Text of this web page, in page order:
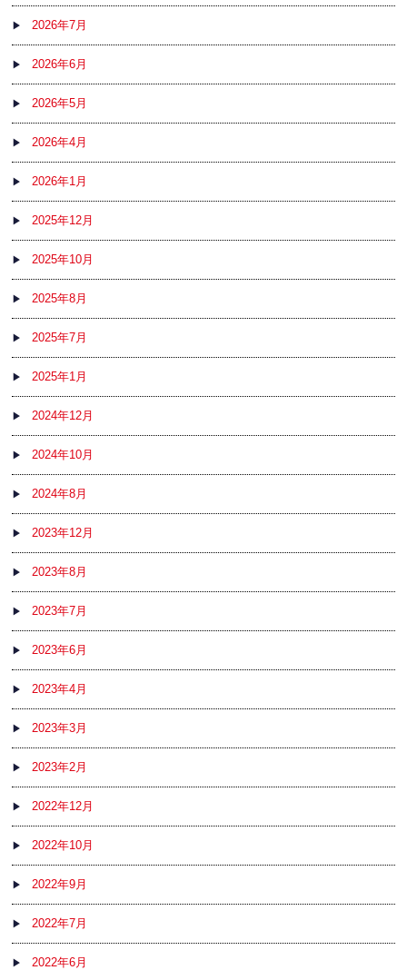
2026年7月
2026年6月
2026年5月
2026年4月
2026年1月
2025年12月
2025年10月
2025年8月
2025年7月
2025年1月
2024年12月
2024年10月
2024年8月
2023年12月
2023年8月
2023年7月
2023年6月
2023年4月
2023年3月
2023年2月
2022年12月
2022年10月
2022年9月
2022年7月
2022年6月